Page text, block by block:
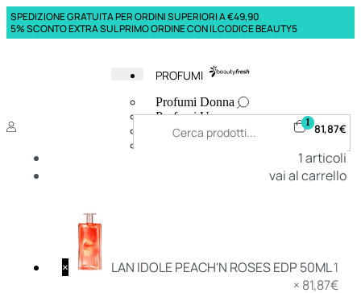
SPEDIZIONE GRATUITA PER ORDINI SUPERIORI A €49,90
5% SCONTO EXTRA SUL PRIMO ORDINE CON IL CODICE BEAUTY5
PROFUMI
Profumi Donna
Profumi Uomo
Deodoranti Donna
1 81,87€
1articoli
vai al carrello
× LAN IDOLE PEACH'N ROSES EDP 50ML1
× 81,87€